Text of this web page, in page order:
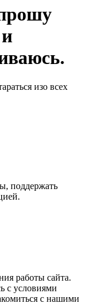
изо всех
поддержать
работы сайта.
с условиями
с нашими